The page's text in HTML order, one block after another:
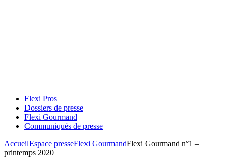
Flexi Pros
Dossiers de presse
Flexi Gourmand
Communiqués de presse
AccueilEspace presseFlexi GourmandFlexi Gourmand n°1 –
printemps 2020